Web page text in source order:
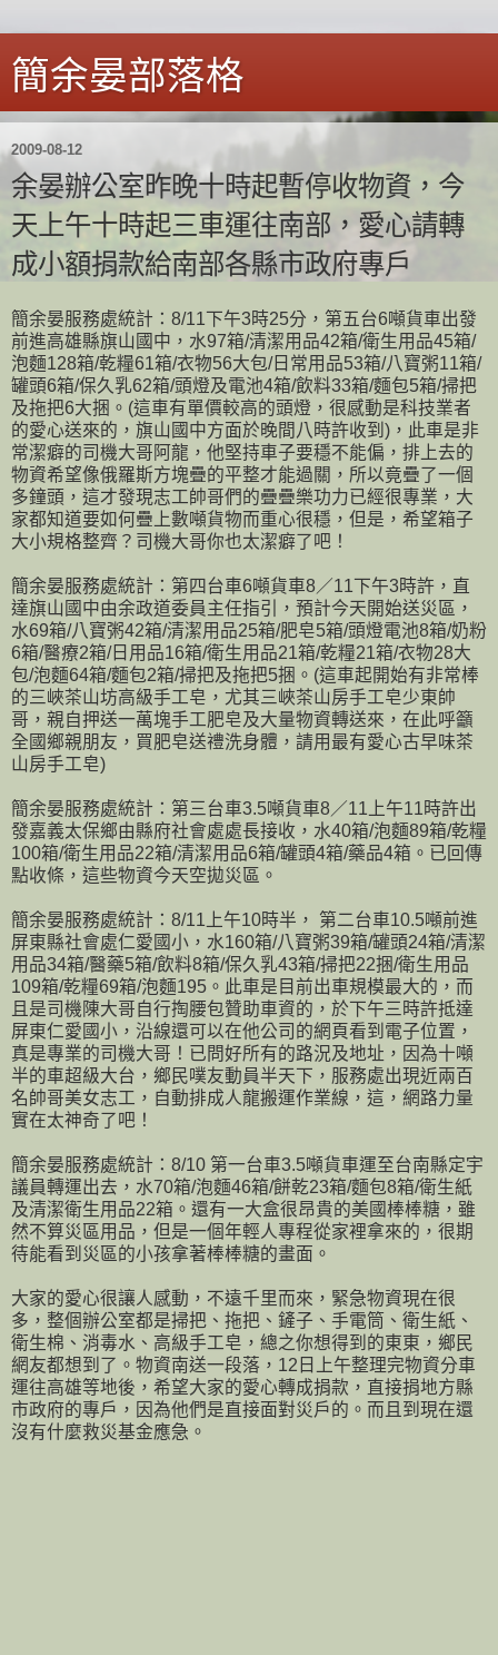
簡余晏部落格
2009-08-12
余晏辦公室昨晚十時起暫停收物資，今
天上午十時起三車運往南部，愛心請轉
成小額捐款給南部各縣市政府專戶
簡余晏服務處統計：8/11下午3時25分，第五台6噸貨車出發
前進高雄縣旗山國中，水97箱/清潔用品42箱/衛生用品45箱/
泡麵128箱/乾糧61箱/衣物56大包/日常用品53箱/八寶粥11箱/
罐頭6箱/保久乳62箱/頭燈及電池4箱/飲料33箱/麵包5箱/掃把
及拖把6大捆。(這車有單價較高的頭燈，很感動是科技業者
的愛心送來的，旗山國中方面於晚間八時許收到)，此車是非
常潔癖的司機大哥阿龍，他堅持車子要穩不能偏，排上去的
物資希望像俄羅斯方塊疊的平整才能過關，所以竟疊了一個
多鐘頭，這才發現志工帥哥們的疊疊樂功力已經很專業，大
家都知道要如何疊上數噸貨物而重心很穩，但是，希望箱子
大小規格整齊？司機大哥你也太潔癖了吧！
簡余晏服務處統計：第四台車6噸貨車8／11下午3時許，直
達旗山國中由余政道委員主任指引，預計今天開始送災區，
水69箱/八寶粥42箱/清潔用品25箱/肥皂5箱/頭燈電池8箱/奶粉
6箱/醫療2箱/日用品16箱/衛生用品21箱/乾糧21箱/衣物28大
包/泡麵64箱/麵包2箱/掃把及拖把5捆。(這車起開始有非常棒
的三峽茶山坊高級手工皂，尤其三峽茶山房手工皂少東帥
哥，親自押送一萬塊手工肥皂及大量物資轉送來，在此呼籲
全國鄉親朋友，買肥皂送禮洗身體，請用最有愛心古早味茶
山房手工皂)
簡余晏服務處統計：第三台車3.5噸貨車8／11上午11時許出
發嘉義太保鄉由縣府社會處處長接收，水40箱/泡麵89箱/乾糧
100箱/衛生用品22箱/清潔用品6箱/罐頭4箱/藥品4箱。已回傳
點收條，這些物資今天空拋災區。
簡余晏服務處統計：8/11上午10時半， 第二台車10.5噸前進
屏東縣社會處仁愛國小，水160箱/八寶粥39箱/罐頭24箱/清潔
用品34箱/醫藥5箱/飲料8箱/保久乳43箱/掃把22捆/衛生用品
109箱/乾糧69箱/泡麵195。此車是目前出車規模最大的，而
且是司機陳大哥自行掏腰包贊助車資的，於下午三時許抵達
屏東仁愛國小，沿線還可以在他公司的網頁看到電子位置，
真是專業的司機大哥！已問好所有的路況及地址，因為十噸
半的車超級大台，鄉民噗友動員半天下，服務處出現近兩百
名帥哥美女志工，自動排成人龍搬運作業線，這，網路力量
實在太神奇了吧！
簡余晏服務處統計：8/10 第一台車3.5噸貨車運至台南縣定宇
議員轉運出去，水70箱/泡麵46箱/餅乾23箱/麵包8箱/衛生紙
及清潔衛生用品22箱。還有一大盒很昂貴的美國棒棒糖，雖
然不算災區用品，但是一個年輕人專程從家裡拿來的，很期
待能看到災區的小孩拿著棒棒糖的畫面。
大家的愛心很讓人感動，不遠千里而來，緊急物資現在很
多，整個辦公室都是掃把、拖把、鏟子、手電筒、衛生紙、
衛生棉、消毒水、高級手工皂，總之你想得到的東東，鄉民
網友都想到了。物資南送一段落，12日上午整理完物資分車
運往高雄等地後，希望大家的愛心轉成捐款，直接捐地方縣
市政府的專戶，因為他們是直接面對災戶的。而且到現在還
沒有什麼救災基金應急。